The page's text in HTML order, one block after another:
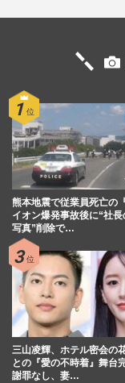
熊本地震で従業員死亡の
イオン爆発事故後に“社長
写真”削除で…
三山凌輝、ホテル密会の
との『愛の不時着』舞台
謝罪なし、妻…